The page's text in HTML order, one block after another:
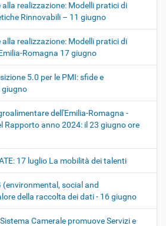
alla realizzazione: Modelli pratici di
Rinnovabili – 11 giugno
alla realizzazione: Modelli pratici di
Romagna 17 giugno
5.0 per le PMI: sfide e
dell'Emilia-Romagna -
Rapporto anno 2024: il 23 giugno ore
17 luglio La mobilità dei talenti
(environmental, social and
della raccolta dei dati - 16 giugno
Camerale promuove Servizi e